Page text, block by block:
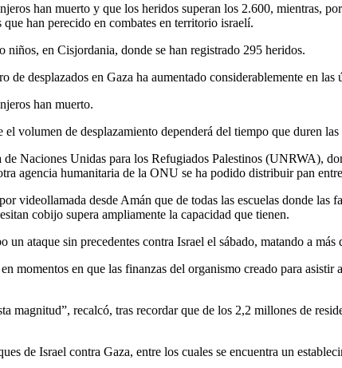
han muerto y que los heridos superan los 2.600, mientras,
han perecido en combates en territorio israelí.
en Cisjordania, donde se han registrado 295 heridos.
desplazados en Gaza ha aumentado considerablemente en las
han muerto.
volumen de desplazamiento dependerá del tiempo que duren
Naciones Unidas para los Refugiados Palestinos (UNRWA),
agencia humanitaria de la ONU se ha podido distribuir pan
desde Amán que de todas las escuelas donde las
cobijo supera ampliamente la capacidad que tienen.
ataque sin precedentes contra Israel el sábado, matando a
momentos en que las finanzas del organismo creado para
magnitud”, recalcó, tras recordar que de los 2,2 millones de
de Israel contra Gaza, entre los cuales se encuentra un